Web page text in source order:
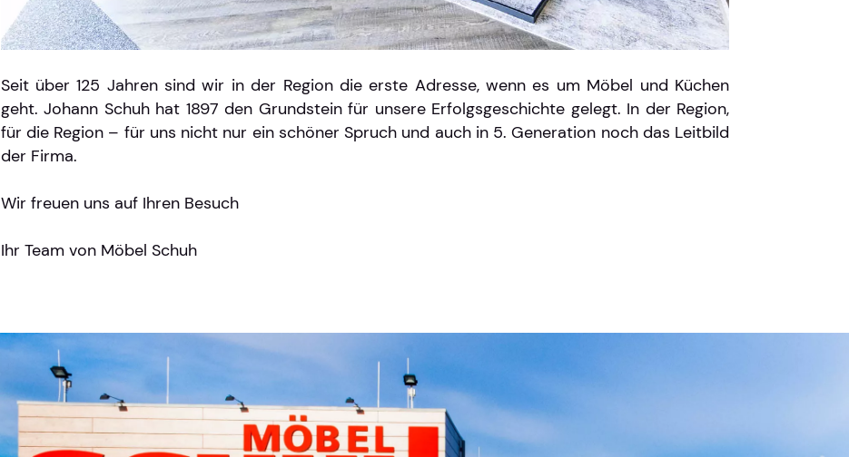
Seit über 125 Jahren sind wir in der Region die erste Adresse, wenn es um Möbel und Küchen
geht. Johann Schuh hat 1897 den Grundstein für unsere Erfolgsgeschichte gelegt. In der Region,
für die Region – für uns nicht nur ein schöner Spruch und auch in 5. Generation noch das Leitbild
der Firma.
Wir freuen uns auf Ihren Besuch
Ihr Team von Möbel Schuh